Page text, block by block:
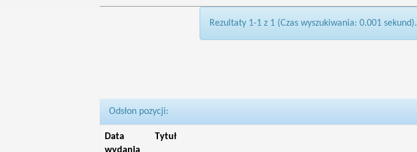
Rezultaty 1-1 z 1 (Czas wyszukiwania: 0.001 sekund).
Odsłon pozycji:
Data
Tytuł